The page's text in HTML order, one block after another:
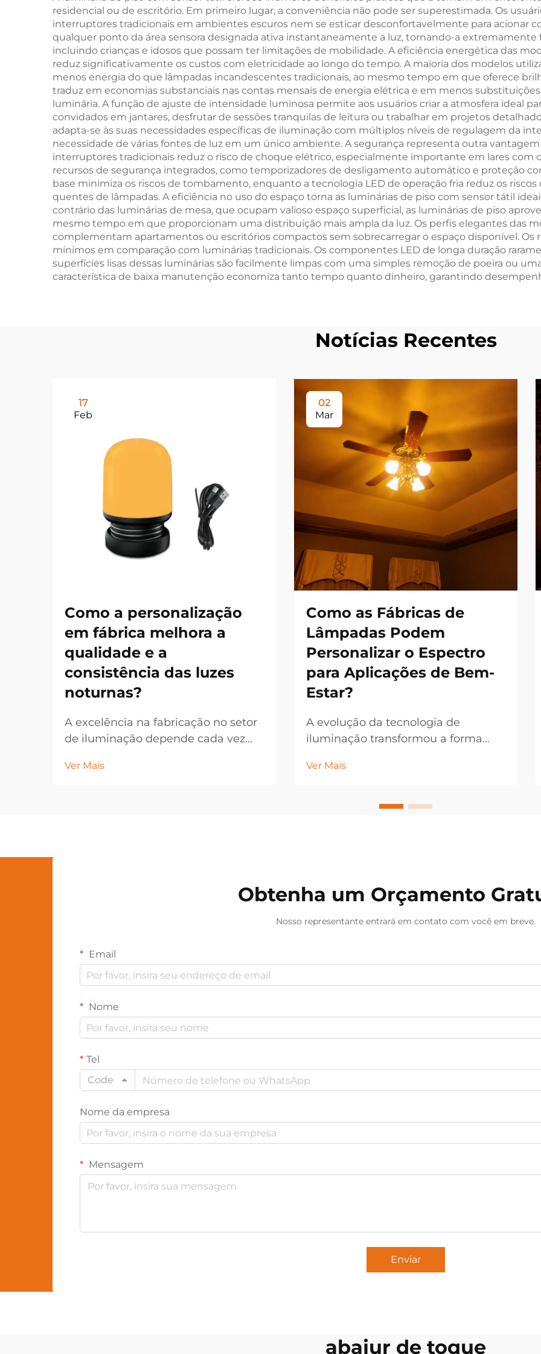
em 1 Hora
Leitura LED com Cor
Âmbar de 1600K
Intenso
residencial ou de escritório. Em primeiro lugar, a conveniência não pode ser superestimada. Os
interruptores tradicionais em ambientes escuros nem se esticar desconfortavelmente para acionar
qualquer ponto da área sensora designada ativa instantaneamente a luz, tornando-a extremamente
incluindo crianças e idosos que possam ter limitações de mobilidade. A eficiência energética das
reduz significativamente os custos com eletricidade ao longo do tempo. A maioria dos modelos
menos energia do que lâmpadas incandescentes tradicionais, ao mesmo tempo em que oferece
traduz em economias substanciais nas contas mensais de energia elétrica e em menos
luminária. A função de ajuste de intensidade luminosa permite aos usuários criar a atmosfera ideal
convidados em jantares, desfrutar de sessões tranquilas de leitura ou trabalhar em projetos
adapta-se às suas necessidades específicas de iluminação com múltiplos níveis de regulagem da
necessidade de várias fontes de luz em um único ambiente. A segurança representa outra
interruptores tradicionais reduz o risco de choque elétrico, especialmente importante em lares com
recursos de segurança integrados, como temporizadores de desligamento automático e proteção
base minimiza os riscos de tombamento, enquanto a tecnologia LED de operação fria reduz os
quentes de lâmpadas. A eficiência no uso do espaço torna as luminárias de piso com sensor tátil
contrário das luminárias de mesa, que ocupam valioso espaço superficial, as luminárias de piso
mesmo tempo em que proporcionam uma distribuição mais ampla da luz. Os perfis elegantes das
complementam apartamentos ou escritórios compactos sem sobrecarregar o espaço disponível.
mínimos em comparação com luminárias tradicionais. Os componentes LED de longa duração
superfícies lisas dessas luminárias são facilmente limpas com uma simples remoção de poeira ou
característica de baixa manutenção economiza tanto tempo quanto dinheiro, garantindo
Notícias Recentes
17
Feb
Como a personalização
em fábrica melhora a
qualidade e a
consistência das luzes
noturnas?
A excelência na fabricação no setor
de iluminação depende cada vez
personalização em fábrica que
Ver Mais
02
Mar
Como as Fábricas de
Lâmpadas Podem
Personalizar o Espectro
para Aplicações de Bem-
Estar?
A evolução da tecnologia de
iluminação transformou a forma
lâmpadas com espectro ajustado
Atualmente, as fábricas de
Ver Mais
Obtenha um Orçamento
Nosso representante entrará em contato com você em breve.
Email
Nome
Tel
Code
Nome da empresa
Mensagem
Enviar
abajur de toque